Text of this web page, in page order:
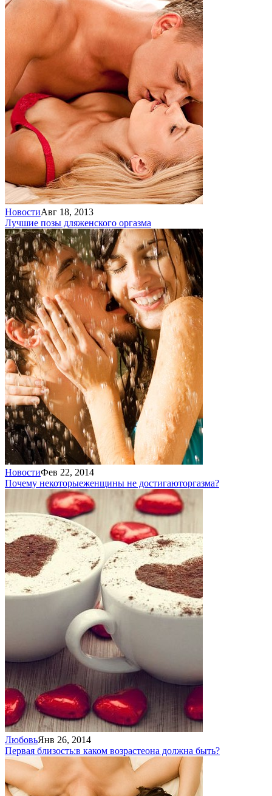
НовостиАвг 18, 2013
Лучшие позы дляженского оргазма
НовостиФев 22, 2014
Почему некоторыеженщины не достигаюторгазма?
ЛюбовьЯнв 26, 2014
Первая близость:в каком возрастеона должна быть?